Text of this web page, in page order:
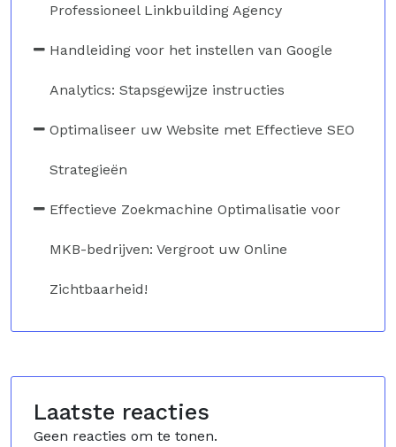
Professioneel Linkbuilding Agency
Handleiding voor het instellen van Google
Analytics: Stapsgewijze instructies
Optimaliseer uw Website met Effectieve SEO
Strategieën
Effectieve Zoekmachine Optimalisatie voor
MKB-bedrijven: Vergroot uw Online
Zichtbaarheid!
Laatste reacties
Geen reacties om te tonen.